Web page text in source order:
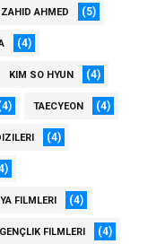
ZAHID AHMED (5)
(4)
KIM SO HYUN (4)
TAECYEON (4)
(4)
FILMLERI (4)
GENÇLIK FILMLERI (4)